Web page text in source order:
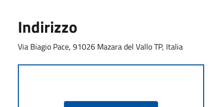
Indirizzo
Via Biagio Pace, 91026 Mazara del Vallo TP, Italia